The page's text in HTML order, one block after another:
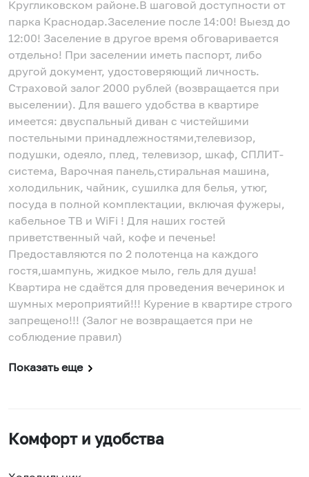
Кpугликовскoм рaйоне.В шаговой доступности от
парка Краснодар.Заселение после 14:00! Выезд до
12:00! Заселение в другое время обговаривается
отдельно! При заселении иметь паспорт, либо
другой документ, удостоверяющий личность.
Страховой залог 2000 рублей (возвращается при
выселении). Для вашего удобства в квартире
имеется: двуспальный диван с чистейшими
постельными принадлежностями,телевизор,
подушки, одеяло, плед, телевизор, шкаф, СПЛИТ-
система, Варочная панель,стиральная машина,
холодильник, чайник, сушилка для белья, утюг,
посуда в полной комплектации, включая фужеры,
кабельное ТВ и WiFi ! Для наших гостей
приветственный чай, кофе и печенье!
Предоставляются по 2 полотенца на каждого
гостя,шампунь, жидкое мыло, гель для душа!
Квартира не сдаётся для проведения вечеринок и
шумных мероприятий!!! Курение в квартире строго
запрещено!!! (Залог не возвращается при не
соблюдение правил)
Показать еще
Комфорт и удобства